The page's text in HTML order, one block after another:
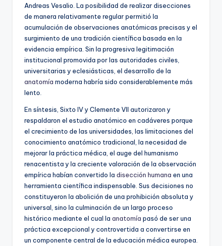
Andreas Vesalio. La posibilidad de realizar disecciones
de manera relativamente regular permitió la
acumulación de observaciones anatómicas precisas y el
surgimiento de una tradición científica basada en la
evidencia empírica. Sin la progresiva legitimación
institucional promovida por las autoridades civiles,
universitarias y eclesiásticas, el desarrollo de la
anatomía moderna habría sido considerablemente más
lento.
En síntesis, Sixto IV y Clemente VII autorizaron y
respaldaron el estudio anatómico en cadáveres porque
el crecimiento de las universidades, las limitaciones del
conocimiento anatómico tradicional, la necesidad de
mejorar la práctica médica, el auge del humanismo
renacentista y la creciente valoración de la observación
empírica habían convertido la disección humana en una
herramienta científica indispensable. Sus decisiones no
constituyeron la abolición de una prohibición absoluta y
universal, sino la culminación de un largo proceso
histórico mediante el cual la anatomía pasó de ser una
práctica excepcional y controvertida a convertirse en
un componente central de la educación médica europea.